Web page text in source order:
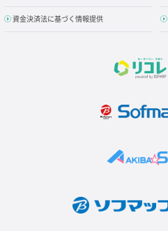
資金決済法に基づく情報提供